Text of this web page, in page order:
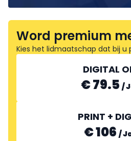
Word premium
Kies het lidmaatschap dat bij u
DIGITAL
€ 79.5 /
PRINT +
€ 106 /